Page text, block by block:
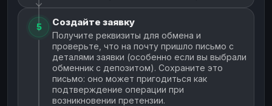
5 Создайте заявку
Получите реквизиты для обмена и
проверьте, что на почту пришло письмо с
деталями заявки (особенно если вы выбрали
обменник с депозитом). Сохраните это
письмо: оно может пригодиться как
подтверждение операции при
возникновении претензии.